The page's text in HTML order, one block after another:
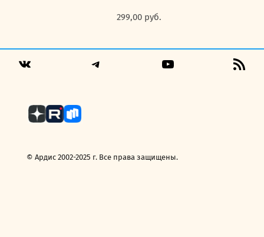
299,00 руб.
© Ардис 2002-2025 г. Все права защищены.